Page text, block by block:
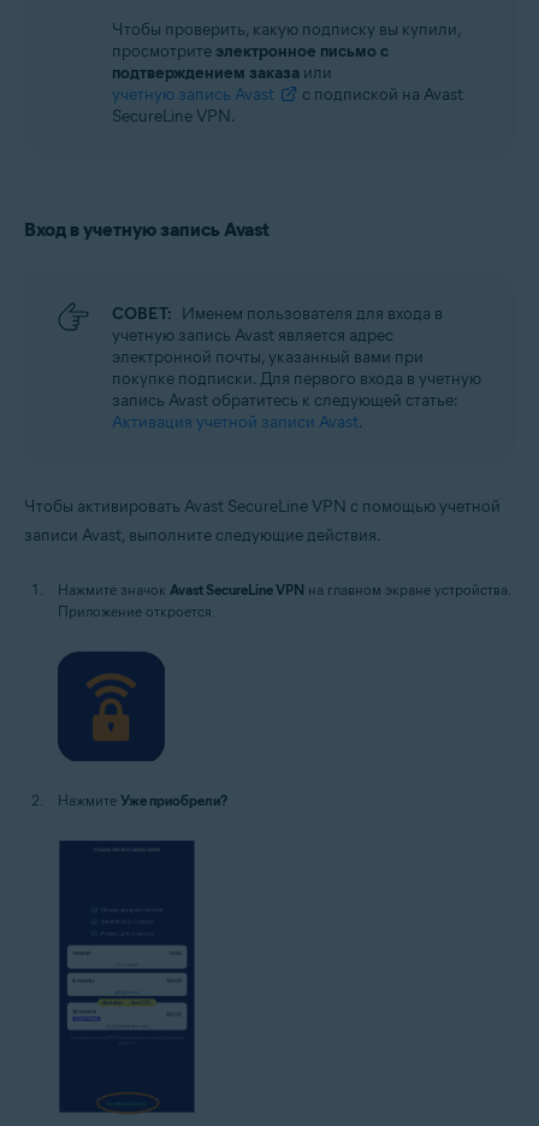
Чтобы проверить, какую подписку вы купили,
просмотрите электронное письмо с
подтверждением заказа или
учетную запись Avast
с подпиской на Avast
SecureLine VPN.
Вход в учетную запись Avast
СОВЕТ: Именем пользователя для входа в
учетную запись Avast является адрес
электронной почты, указанный вами при
покупке подписки. Для первого входа в учетную
запись Avast обратитесь к следующей статье:
Активация учетной записи Avast.
Чтобы активировать Avast SecureLine VPN с помощью учетной
записи Avast, выполните следующие действия.
Нажмите значок Avast SecureLine VPN на главном экране устройства.
Приложение откроется.
Нажмите Уже приобрели?